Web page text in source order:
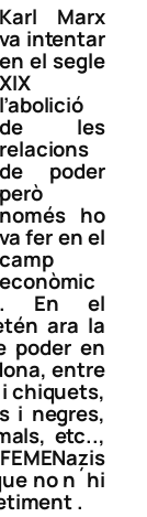
Karl Marx
va intentar
en el segle
XIX
l’abolició
de les
relacions
de poder
però
només ho
va fer en el
camp
econòmic
. En el
ara la
poder en
entre
chiquets,
i negres,
etc..,
no n´hi
.